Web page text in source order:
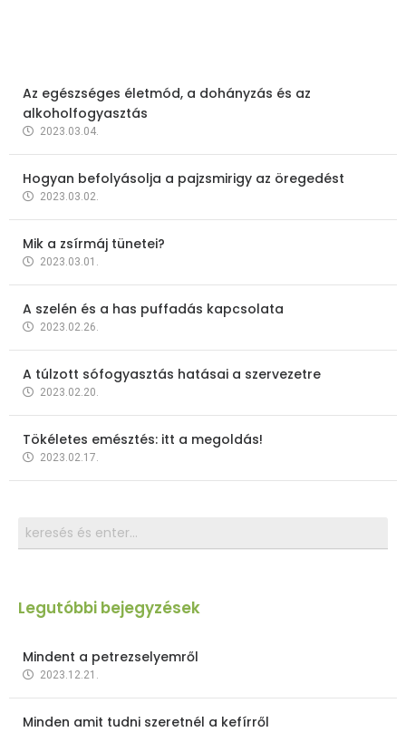
Az egészséges életmód, a dohányzás és az
alkoholfogyasztás
2023.03.04.
Hogyan befolyásolja a pajzsmirigy az öregedést
2023.03.02.
Mik a zsírmáj tünetei?
2023.03.01.
A szelén és a has puffadás kapcsolata
2023.02.26.
A túlzott sófogyasztás hatásai a szervezetre
2023.02.20.
Tökéletes emésztés: itt a megoldás!
2023.02.17.
Legutóbbi bejegyzések
Mindent a petrezselyemről
2023.12.21.
Minden amit tudni szeretnél a kefírről